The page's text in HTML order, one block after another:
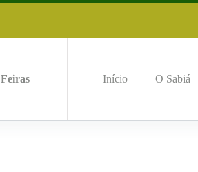
Feiras Início O Sabiá